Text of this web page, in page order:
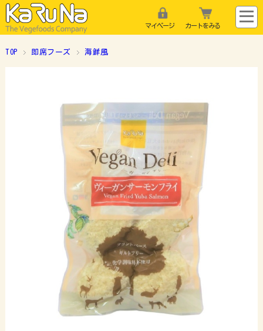
マイページ カートをみる
TOP 即席フーズ 海鮮風